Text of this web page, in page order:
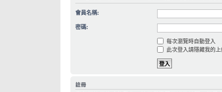
會員名稱:
密碼:
每次瀏覽時自動登入
此次登入請隱藏我的
註冊